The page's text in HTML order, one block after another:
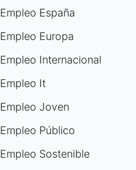
Empleo España
Empleo Europa
Empleo Internacional
Empleo It
Empleo Joven
Empleo Público
Empleo Sostenible